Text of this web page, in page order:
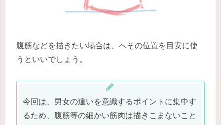
腹筋などを描きたい場合は、へその位置を目安に使
うといいでしょう。
今回は、男女の違いを意識するポイントに集中す
るため、腹筋等の細かい筋肉は描きこまないこと